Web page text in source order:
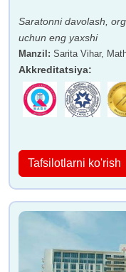
Saratonni davolash,
uchun eng yaxshi
Manzil : Sarita Vihar,
Akkreditatsiya:
Tafsilotlarni ko'rish